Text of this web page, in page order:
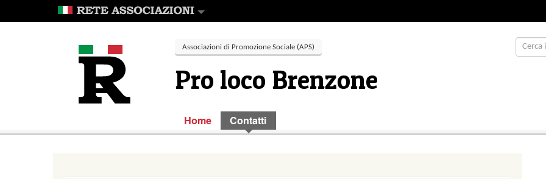
Associazioni di Promozione Sociale (APS)
Pro loco Brenzone
Home Contatti